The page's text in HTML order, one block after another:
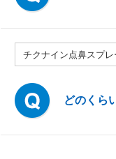
チクナイン点鼻スプレ
どのくら